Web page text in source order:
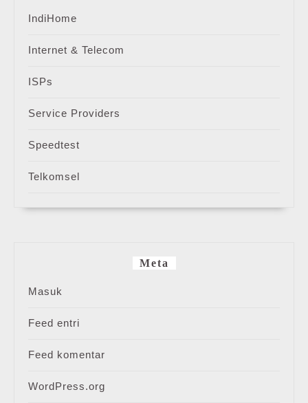
IndiHome
Internet & Telecom
ISPs
Service Providers
Speedtest
Telkomsel
Meta
Masuk
Feed entri
Feed komentar
WordPress.org